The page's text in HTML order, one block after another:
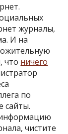
журналы,
И на
что ничего
по
сайты.
чистите